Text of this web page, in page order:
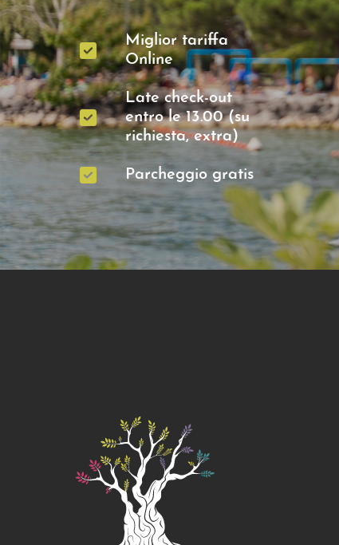
Miglior tariffa
Online
Late check-out
entro le 13.00 (su
richiesta, extra)
Parcheggio gratis